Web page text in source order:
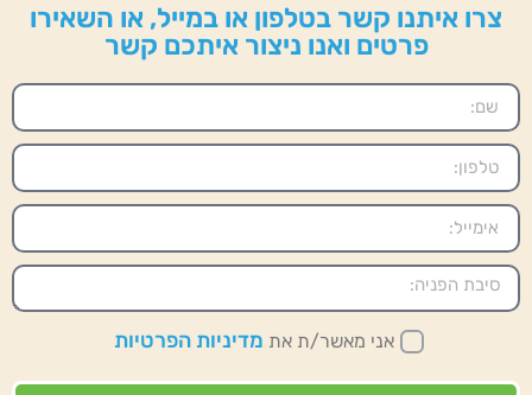
צרו איתנו קשר בטלפון או במייל, או השאירו
פרטים ואנו ניצור איתכם קשר
אני מאשר/ת את מדיניות הפרטיות